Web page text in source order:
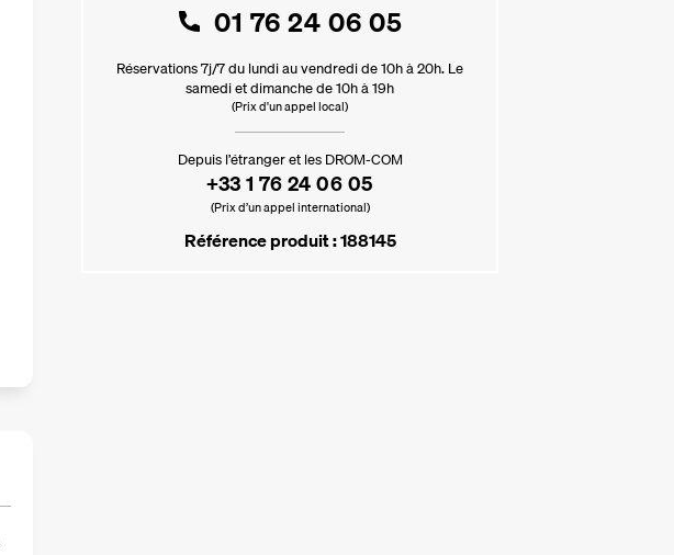
01 76 24 06 05
Réservations 7j/7 du lundi au vendredi de 10h à 20h. Le
samedi et dimanche de 10h à 19h
(Prix d'un appel local)
Depuis l’étranger et les DROM-COM
+33 1 76 24 06 05
(Prix d’un appel international)
Référence produit : 188145